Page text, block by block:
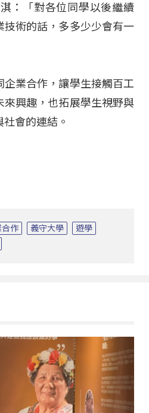
：「對各位同學以後繼續
技術的話，多多少少會有一
企業合作，讓學生接觸百工
來興趣，也拓展學生視野與
會的連結。
合作 義守大學
遊學